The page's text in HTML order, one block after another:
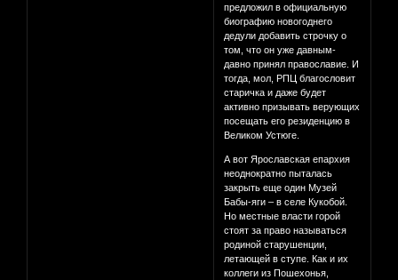
предложил в официальную
биографию новогоднего
дедули добавить строчку о
том, что он уже давным-
давно принял православие. И
тогда, мол, РПЦ благословит
старичка и даже будет
активно призывать верующих
посещать его резиденцию в
Великом Устюге.
А вот Ярославская епархия
неоднократно пыталась
закрыть еще один Музей
Бабы-яги – в селе Кукобой.
Но местные власти горой
стоят за право называться
родиной старушенции,
летающей в ступе. Как и их
коллеги из Пошехонья,